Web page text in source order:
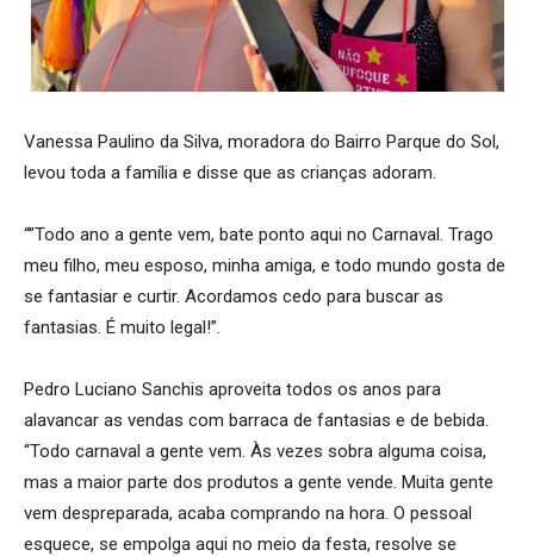
Vanessa Paulino da Silva, moradora do Bairro Parque do Sol,
levou toda a família e disse que as crianças adoram.
“”Todo ano a gente vem, bate ponto aqui no Carnaval. Trago
meu filho, meu esposo, minha amiga, e todo mundo gosta de
se fantasiar e curtir. Acordamos cedo para buscar as
fantasias. É muito legal!”.
Pedro Luciano Sanchis aproveita todos os anos para
alavancar as vendas com barraca de fantasias e de bebida.
“Todo carnaval a gente vem. Às vezes sobra alguma coisa,
mas a maior parte dos produtos a gente vende. Muita gente
vem despreparada, acaba comprando na hora. O pessoal
esquece, se empolga aqui no meio da festa, resolve se